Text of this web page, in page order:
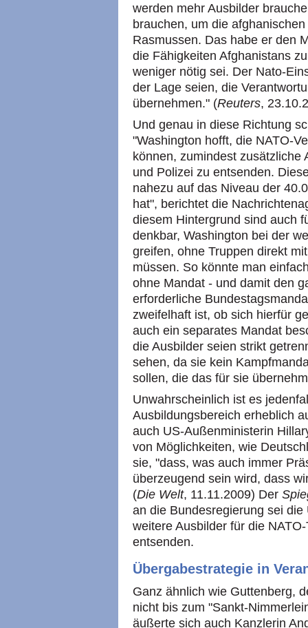
werden mehr Ausbilder
brauchen, um die
Rasmussen. Das habe er den
die Fähigkeiten Afghanistans
weniger nötig sei. Der Nato-
der Lage seien, die
übernehmen." (Reuters,
Und genau in diese Richtung
"Washington hofft, die NATO-
können, zumindest zusätzliche
und Polizei zu entsenden.
nahezu auf das Niveau der
hat", berichtet die
diesem Hintergrund sind auch
denkbar, Washington bei der
greifen, ohne Truppen direkt
müssen. So könnte man
ohne Mandat - und damit den
erforderliche
zweifelhaft ist, ob sich hierfür
auch ein separates Mandat
die Ausbilder seien strikt
sehen, da sie kein
sollen, die das für sie
Unwahrscheinlich ist es
Ausbildungsbereich erheblich
auch US-Außenministerin
von Möglichkeiten, wie
sie, "dass, was auch immer
überzeugend sein wird, dass
(Die Welt, 11.11.2009) Der
an die Bundesregierung sei
weitere Ausbilder für die
entsenden.
Übergabestrategie in
Ganz ähnlich wie Guttenberg,
nicht bis zum "Sankt-
äußerte sich auch Kanzlerin